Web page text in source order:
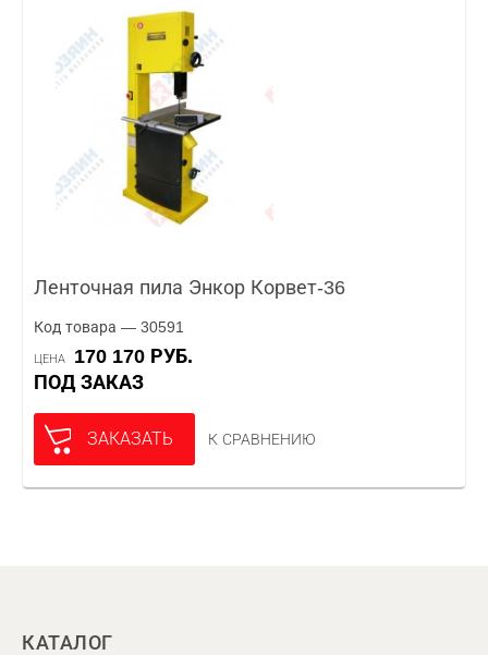
Ленточная пила Энкор Корвет-36
Код товара — 30591
ЦЕНА
170 170 РУБ.
ПОД ЗАКАЗ
ЗАКАЗАТЬ К СРАВНЕНИЮ
КАТАЛОГ